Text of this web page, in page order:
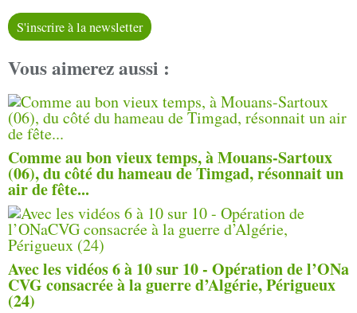
S'inscrire à la newsletter
Vous aimerez aussi :
Comme au bon vieux temps, à Mouans-Sartoux
(06), du côté du hameau de Timgad, résonnait un
air de fête...
Avec les vidéos 6 à 10 sur 10 - Opération de l’ONa
CVG consacrée à la guerre d’Algérie, Périgueux
(24)